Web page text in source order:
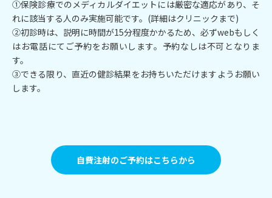
①保険診療でのメディカルダイエットには厳密な適応があり、そ
れに該当する人のみ実施可能です。(詳細はクリニックまで)
②初診時は、説明に時間が15分程度かかるため、必ずwebもしく
はお電話にてご予約をお願いします。予約なしは不可となりま
す。
③できる限り、直近の健診結果をお持ちいただけますようお願い
します。
自費注射のご予約はこちらから